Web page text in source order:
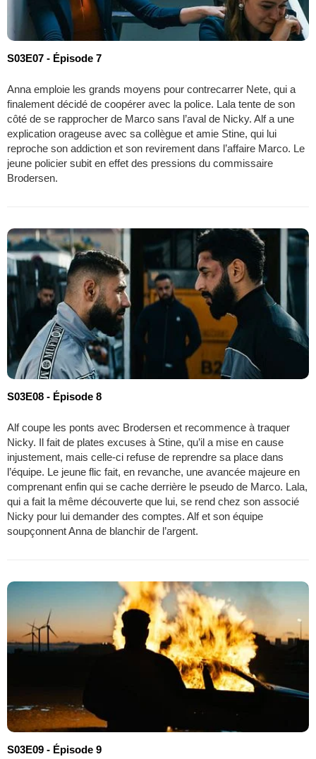
S03E07 - Épisode 7
Anna emploie les grands moyens pour contrecarrer Nete, qui a
finalement décidé de coopérer avec la police. Lala tente de son
côté de se rapprocher de Marco sans l’aval de Nicky. Alf a une
explication orageuse avec sa collègue et amie Stine, qui lui
reproche son addiction et son revirement dans l’affaire Marco. Le
jeune policier subit en effet des pressions du commissaire
Brodersen.
S03E08 - Épisode 8
Alf coupe les ponts avec Brodersen et recommence à traquer
Nicky. Il fait de plates excuses à Stine, qu’il a mise en cause
injustement, mais celle-ci refuse de reprendre sa place dans
l’équipe. Le jeune flic fait, en revanche, une avancée majeure en
comprenant enfin qui se cache derrière le pseudo de Marco. Lala,
qui a fait la même découverte que lui, se rend chez son associé
Nicky pour lui demander des comptes. Alf et son équipe
soupçonnent Anna de blanchir de l’argent.
S03E09 - Épisode 9